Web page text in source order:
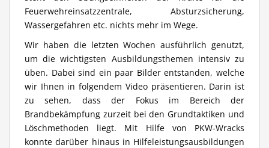
Feuerwehreinsatzzentrale, Absturzsicherung,
Wassergefahren etc. nichts mehr im Wege.
Wir haben die letzten Wochen ausführlich genutzt,
um die wichtigsten Ausbildungsthemen intensiv zu
üben. Dabei sind ein paar Bilder entstanden, welche
wir Ihnen in folgendem Video präsentieren. Darin ist
zu sehen, dass der Fokus im Bereich der
Brandbekämpfung zurzeit bei den Grundtaktiken und
Löschmethoden liegt. Mit Hilfe von PKW-Wracks
konnte darüber hinaus in Hilfeleistungsausbildungen